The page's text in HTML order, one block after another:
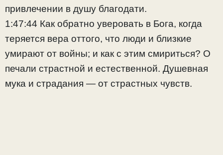
привлечении в душу благодати.
1:47:44 Как обратно уверовать в Бога, когда
теряется вера оттого, что люди и близкие
умирают от войны; и как с этим смириться? О
печали страстной и естественной. Душевная
мука и страдания — от страстных чувств.